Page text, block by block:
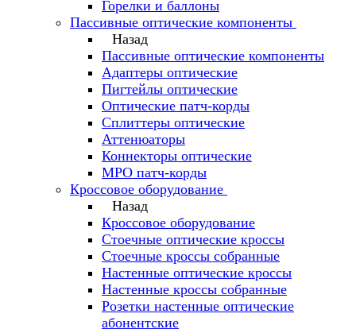
Горелки и баллоны
Пассивные оптические компоненты
Назад
Пассивные оптические компоненты
Адаптеры оптические
Пигтейлы оптические
Оптические патч-корды
Сплиттеры оптические
Аттенюаторы
Коннекторы оптические
MPO патч-корды
Кроссовое оборудование
Назад
Кроссовое оборудование
Стоечные оптические кроссы
Стоечные кроссы собранные
Настенные оптические кроссы
Настенные кроссы собранные
Розетки настенные оптические
абонентские